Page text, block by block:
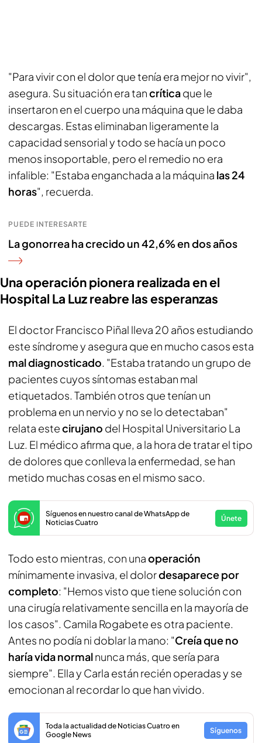
"Para vivir con el dolor que tenía era mejor no vivir",
asegura. Su situación era tancríticaque le
insertaron en el cuerpo una máquina que le daba
descargas. Estas eliminaban ligeramente la
capacidad sensorial y todo se hacía un poco
menos insoportable, pero el remedio no era
infalible: "Estaba enganchada a la máquina las 24
horas", recuerda.
PUEDE INTERESARTE
La gonorrea ha crecido un 42,6% en dos años
Una operación pionera realizada en el
Hospital La Luz reabre las esperanzas
El doctor Francisco Piñal lleva 20 años estudiando
este síndrome y asegura que en mucho casos esta
mal diagnosticado. "Estaba tratando un grupo de
pacientes cuyos síntomas estaban mal
etiquetados. También otros que tenían un
problema en un nervio y no se lo detectaban"
relata estecirujano del Hospital Universitario La
Luz. El médico afirma que, a la hora de tratar el tipo
de dolores que conlleva la enfermedad, se han
metido muchas cosas en el mismo saco.
Síguenos en nuestro canal de WhatsApp de
Noticias Cuatro
Únete
Todo esto mientras, con unaoperación
mínimamente invasiva, el dolordesaparece por
completo: "Hemos visto que tiene solución con
una cirugía relativamente sencilla en la mayoría de
los casos". Camila Rogabete es otra paciente.
Antes no podía ni doblar la mano: "Creía que no
haría vida normalnunca más, que sería para
siempre". Ella y Carla están recién operadas y se
emocionan al recordar lo que han vivido.
Toda la actualidad de Noticias Cuatro en
Google News
Síguenos